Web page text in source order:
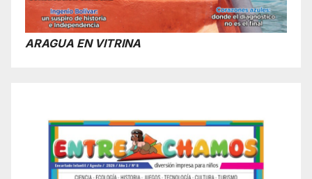
ARAGUA EN VITRINA